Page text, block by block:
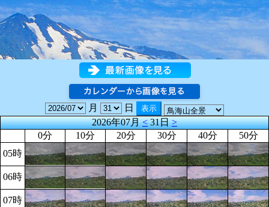
月
日
2026年07月<31日>
0分
10分 20分 30分 40分
50分
05時
06時
07時